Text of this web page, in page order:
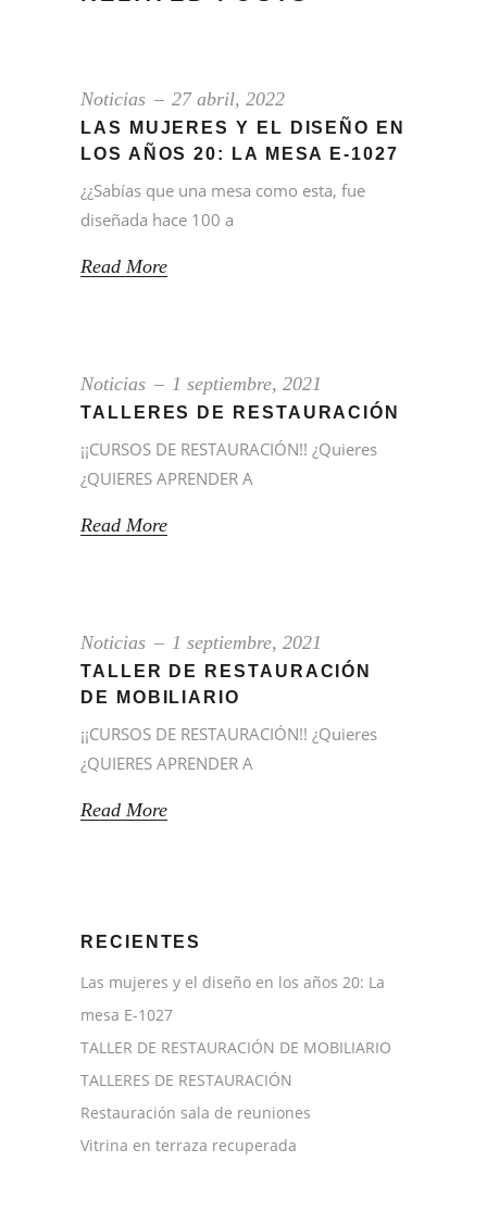
Noticias 27 abril, 2022
LAS MUJERES Y EL DISEÑO EN
LOS AÑOS 20: LA MESA E-1027
¿¿Sabías que una mesa como esta, fue
diseñada hace 100 a
Read More
Noticias 1 septiembre, 2021
TALLERES DE RESTAURACIÓN
¡¡CURSOS DE RESTAURACIÓN!! ¿Quieres
¿QUIERES APRENDER A
Read More
Noticias 1 septiembre, 2021
TALLER DE RESTAURACIÓN
DE MOBILIARIO
¡¡CURSOS DE RESTAURACIÓN!! ¿Quieres
¿QUIERES APRENDER A
Read More
RECIENTES
Las mujeres y el diseño en los años 20: La
mesa E-1027
TALLER DE RESTAURACIÓN DE MOBILIARIO
TALLERES DE RESTAURACIÓN
Restauración sala de reuniones
Vitrina en terraza recuperada